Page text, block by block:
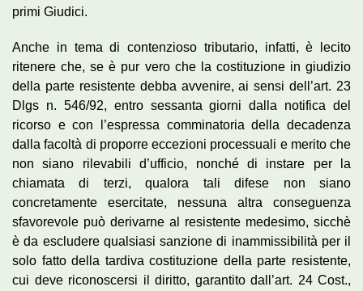
primi Giudici.
Anche in tema di contenzioso tributario, infatti, è lecito
ritenere che, se è pur vero che la costituzione in giudizio
della parte resistente debba avvenire, ai sensi dell’art. 23
Dlgs n. 546/92, entro sessanta giorni dalla notifica del
ricorso e con l’espressa comminatoria della decadenza
dalla facoltà di proporre eccezioni processuali e merito che
non siano rilevabili d’ufficio, nonché di instare per la
chiamata di terzi, qualora tali difese non siano
concretamente esercitate, nessuna altra conseguenza
sfavorevole può derivarne al resistente medesimo, sicchè
è da escludere qualsiasi sanzione di inammissibilità per il
solo fatto della tardiva costituzione della parte resistente,
cui deve riconoscersi il diritto, garantito dall’art. 24 Cost.,